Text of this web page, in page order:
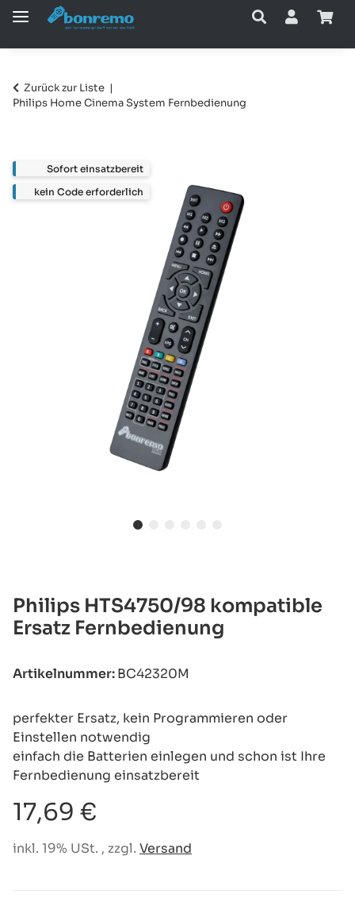
Zurück zur Liste
Philips Home Cinema System Fernbedienung
Philips HTS4750/98 kompatible
Ersatz Fernbedienung
Artikelnummer:BC42320M
perfekter Ersatz, kein Programmieren oder
Einstellen notwendig
einfach die Batterien einlegen und schon ist Ihre
Fernbedienung einsatzbereit
17,69 €
inkl. 19% USt. , zzgl. Versand